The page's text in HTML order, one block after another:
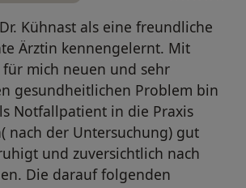
Kühnast als eine freundliche
Ärztin kennengelernt. Mit
mich neuen und sehr
gesundheitlichen Problem bin
Notfallpatient in die Praxis
nach der Untersuchung) gut
und zuversichtlich nach
Die darauf folgenden